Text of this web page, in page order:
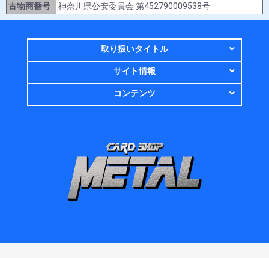
古物商番号
神奈川県公安委員会 第452790009538号
取り扱いタイトル
サイト情報
コンテンツ